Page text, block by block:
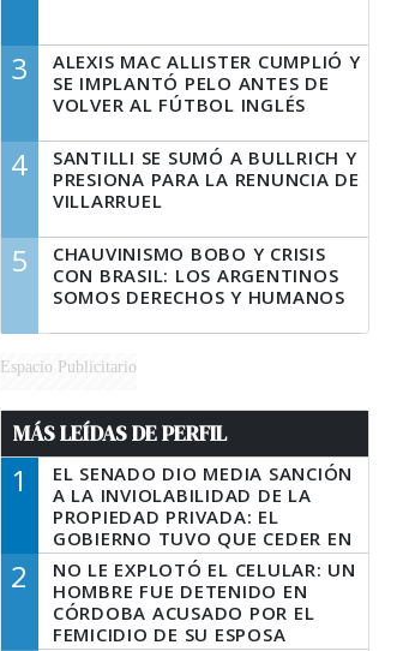
3
ALEXIS MAC ALLISTER CUMPLIÓ Y
SE IMPLANTÓ PELO ANTES DE
VOLVER AL FÚTBOL INGLÉS
4
SANTILLI SE SUMÓ A BULLRICH Y
PRESIONA PARA LA RENUNCIA DE
VILLARRUEL
5
CHAUVINISMO BOBO Y CRISIS
CON BRASIL: LOS ARGENTINOS
SOMOS DERECHOS Y HUMANOS
Espacio Publicitario
MÁS LEÍDAS DE PERFIL
1
EL SENADO DIO MEDIA SANCIÓN
A LA INVIOLABILIDAD DE LA
PROPIEDAD PRIVADA: EL
GOBIERNO TUVO QUE CEDER EN
LA LEY DEL MANEJO DEL FUEGO
2
NO LE EXPLOTÓ EL CELULAR: UN
HOMBRE FUE DETENIDO EN
CÓRDOBA ACUSADO POR EL
FEMICIDIO DE SU ESPOSA